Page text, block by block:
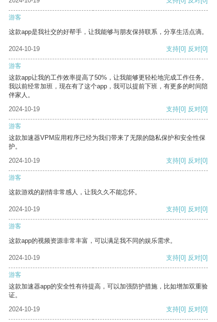
游客
这款app是我社交的好帮手，让我能够与朋友保持联系，分享生活点滴。
2024-10-19 支持[0] 反对[0]
游客
这款app让我的工作效率提高了50%，让我能够更轻松地完成工作任务。
我以前经常加班，现在有了这个app，我可以提前下班，有更多的时间陪
伴家人。
2024-10-19
支持[0] 反对[0]
游客
这款加速器VPM应用程序已经为我们带来了无限的隐私保护和安全性保
护。
2024-10-19
支持[0] 反对[0]
游客
这款游戏的剧情非常感人，让我久久不能忘怀。
2024-10-19 支持[0] 反对[0]
游客
这款app的视频资源非常丰富，可以满足我不同的娱乐需求。
2024-10-19 支持[0] 反对[0]
游客
这款加速器app的安全性有待提高，可以加强防护措施，比如增加双重验
证。
2024-10-19
支持[0] 反对[0]